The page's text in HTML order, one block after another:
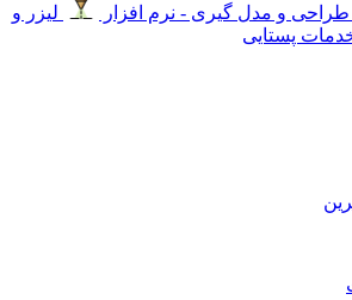
طراحی و مدل گیری - نرم افزار
لیزر و
پستایی